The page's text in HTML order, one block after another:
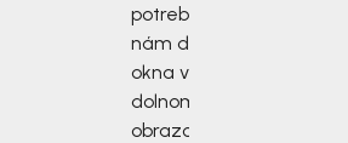
potrebujete. Napíšte
nám do chatového
okna v pravom
dolnom rohu
obrazovky alebo si